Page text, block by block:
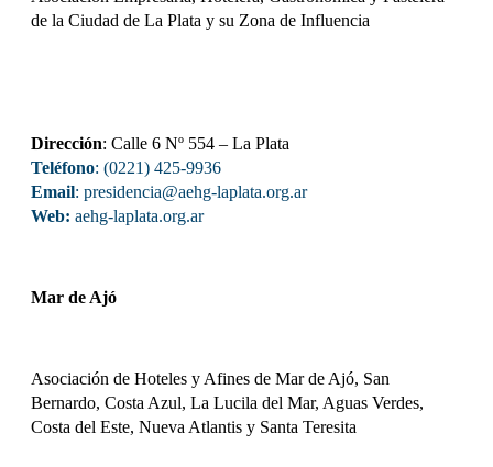
de la Ciudad de La Plata y su Zona de Influencia
Dirección: Calle 6 Nº 554 – La Plata
Teléfono: (0221) 425-9936
Email: presidencia@aehg-laplata.org.ar
Web: aehg-laplata.org.ar
Mar de Ajó
Asociación de Hoteles y Afines de Mar de Ajó, San
Bernardo, Costa Azul, La Lucila del Mar, Aguas Verdes,
Costa del Este, Nueva Atlantis y Santa Teresita